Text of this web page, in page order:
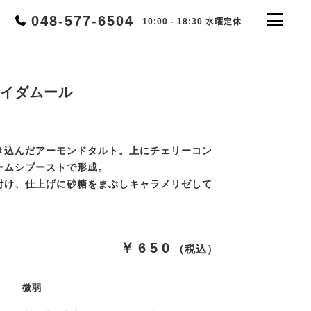
048-577-6504 10:00 - 18:30 水曜定休
ダムール
んだアーモンドタルト。上にチェリーコン
シブーストで形成。
、仕上げに砂糖をまぶしキャラメリゼして
￥650 （税込）
微弱